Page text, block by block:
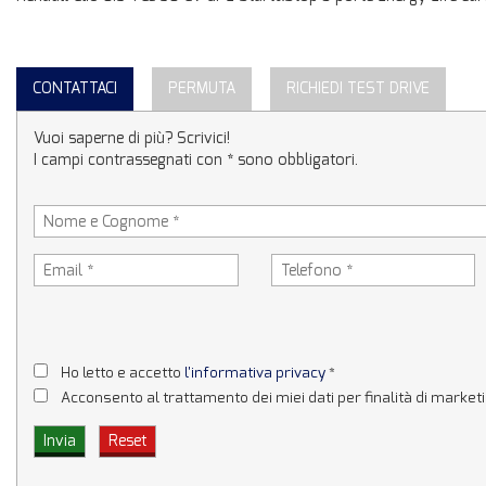
CONTATTACI PERMUTA RICHIEDI TEST DRIVE
Vuoi saperne di più? Scrivici!
I campi contrassegnati con * sono obbligatori.
Ho letto e accetto l'informativa privacy*
Acconsento al trattamento dei miei dati per finalità di